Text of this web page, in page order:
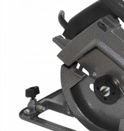
Masini electrice
Piese de schimb vehicule electrice
Scutere electrice
Scutere pe benzina
Tricicluri cargo fara permis
Tricicluri persoane